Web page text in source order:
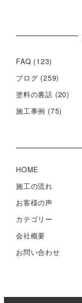
FAQ (123)
ブログ (259)
塗料の裏話 (20)
施工事例 (75)
HOME
施工の流れ
お客様の声
カテゴリー
会社概要
お問い合わせ